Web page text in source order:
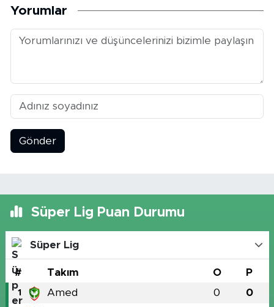
Yorumlar
Gönder
Süper Lig Puan Durumu
Süper Lig
# Takım O P
1 Amed 0 0